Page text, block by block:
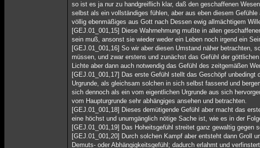
so ist es ja nur zu handgreiflich klar, daß den geschaffenen
selbst als ein vollständiges fühlen, aber aus eben diesem
völlig ebenmäßiges aus Gott nach Dessen ewig allmächtigem
[GEJ.01_001,15] Diese Wahrnehmung mußte in allen
sein muß, ansonst sie wieder weder ein Leben noch irgend ein
[GEJ.01_001,16] So wir aber diesen Umstand näher betrachten,
müssen, und zwar erstens und zunächst das Gefühl der
Lichte aber dann auch notwendig das Gefühl des zeitgemäßen
[GEJ.01_001,17] Das erste Gefühl stellt das Geschöpf
Urgrunde, als gleichsam solchen in sich selbst fassend und
sich dennoch als ein vom eigentlichen Urgrunde aus sich
vom Haupturgrunde sehr abhängiges ansehen und betrachten.
[GEJ.01_001,18] Dieses demütigende Gefühl aber macht das
eine höchst und unumgänglich nötige Sache ist, wie es in der
[GEJ.01_001,19] Das Hoheitsgefühl streitet ganz gewaltig gegen
[GEJ.01_001,20] Durch solchen Kampf aber entsteht dann Groll
Demuts- oder Abhängigkeitsgefühl; dadurch erlahmt und